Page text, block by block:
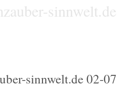
sinnwelt.de
sinnwelt.de 02-07